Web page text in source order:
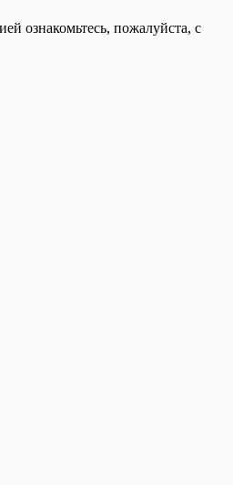
ознакомьтесь, пожалуйста, с